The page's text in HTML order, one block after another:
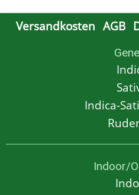
Versandkosten AGB
Indica-
Indoor/